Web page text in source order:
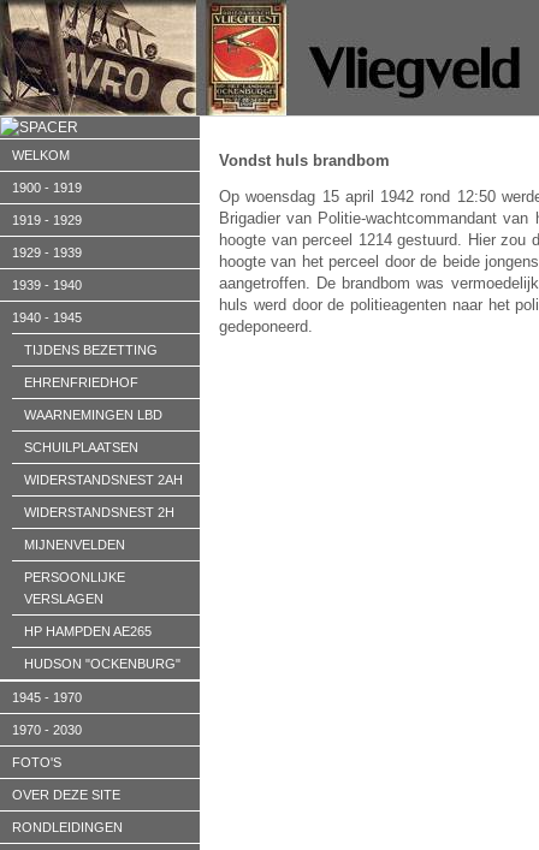
WELKOM
1900 - 1919
1919 - 1929
1929 - 1939
1939 - 1940
1940 - 1945
TIJDENS BEZETTING
EHRENFRIEDHOF
WAARNEMINGEN LBD
SCHUILPLAATSEN
WIDERSTANDSNEST 2AH
WIDERSTANDSNEST 2H
MIJNENVELDEN
PERSOONLIJKE
VERSLAGEN
HP HAMPDEN AE265
HUDSON "OCKENBURG"
1945 - 1970
1970 - 2030
FOTO'S
OVER DEZE SITE
RONDLEIDINGEN
Vondst huls brandbom
Op woensdag 15 april 1942 rond 12:50
Brigadier van Politie-wachtcommandant
hoogte van perceel 1214 gestuurd. Hier
hoogte van het perceel door de beide
aangetroffen. De brandbom was
huls werd door de politieagenten naar het
gedeponeerd.